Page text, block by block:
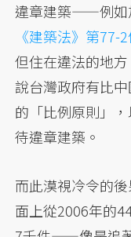
違章建築——例如
《建築法》第77-
但住在違法的地
說台灣政府有比
的「比例原則」
待違章建築。
而此漠視冷令的
面上從2006年的